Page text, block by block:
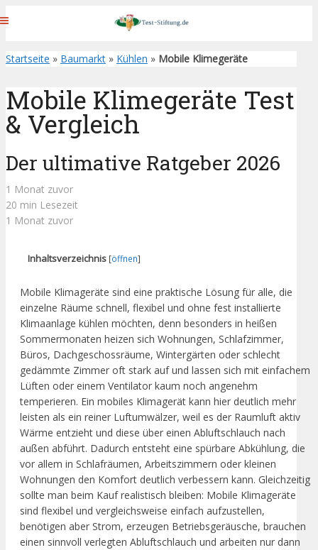
Startseite » Baumarkt » Kühlen » Mobile Klimegeräte
Mobile Klimegeräte Test
& Vergleich
Der ultimative Ratgeber 2026
1 Monat zuvor
20 min Lesezeit
1 Monat zuvor
Inhaltsverzeichnis [öffnen]
Mobile Klimageräte sind eine praktische Lösung für alle, die
einzelne Räume schnell, flexibel und ohne fest installierte
Klimaanlage kühlen möchten, denn besonders in heißen
Sommermonaten heizen sich Wohnungen, Schlafzimmer,
Büros, Dachgeschossräume, Wintergärten oder schlecht
gedämmte Zimmer oft stark auf und lassen sich mit einfachem
Lüften oder einem Ventilator kaum noch angenehm
temperieren. Ein mobiles Klimagerät kann hier deutlich mehr
leisten als ein reiner Luftumwälzer, weil es der Raumluft aktiv
Wärme entzieht und diese über einen Abluftschlauch nach
außen abführt. Dadurch entsteht eine spürbare Abkühlung, die
vor allem in Schlafräumen, Arbeitszimmern oder kleinen
Wohnungen den Komfort deutlich verbessern kann. Gleichzeitig
sollte man beim Kauf realistisch bleiben: Mobile Klimageräte
sind flexibel und vergleichsweise einfach aufzustellen,
benötigen aber Strom, erzeugen Betriebsgeräusche, brauchen
einen sinnvoll verlegten Abluftschlauch und arbeiten nur dann